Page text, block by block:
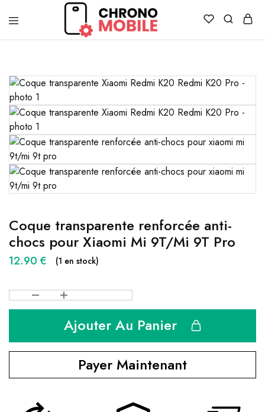
Chronomobile
Achat,
de
smartphones
et
tablettes
Coque transparente renforcée anti-
chocs pour Xiaomi Mi 9T/Mi 9T Pro
12.90 € (1 en stock)
Ajouter Au Panier
Payer Maintenant